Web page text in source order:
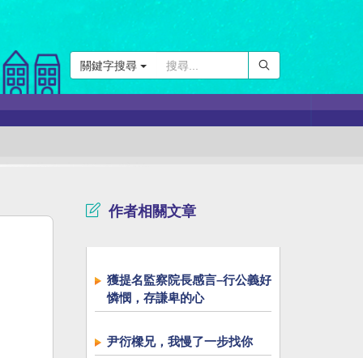
關鍵字搜尋
作者相關文章
獲提名監察院長感言–行公義好
憐憫，存謙卑的心
尹衍樑兄，我慢了一步找你